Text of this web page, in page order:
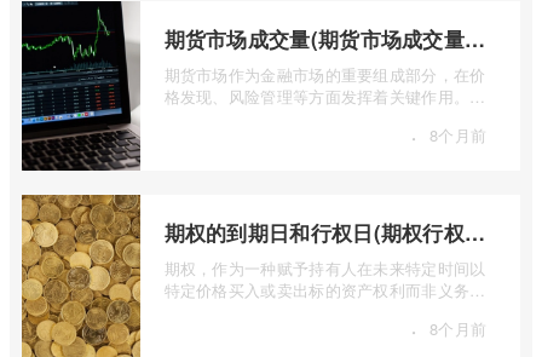
期货市场成交量(期货市场成交量萎缩)
期货市场作为金融市场的重要组成部分，在价
格发现、风险管理等方面发挥着关键作用。近
· 8个月前
期权的到期日和行权日(期权行权日到期虚值期权都将清零)
期权，作为一种赋予持有人在未来特定时间以
特定价格买入或卖出标的资产权利而非义务的
· 8个月前